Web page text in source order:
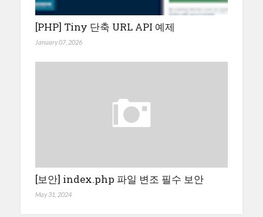
[PHP] Tiny 단축 URL API 예제
January 07, 2026
[보안] index.php 파일 변조 필수 보안
May 31, 2024